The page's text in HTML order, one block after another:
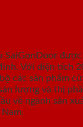
SaiGonDoor
Với diện tích
các sản phẩm
lượng và thị
về ngành sản